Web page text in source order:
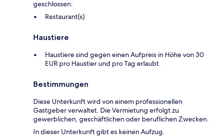
geschlossen:
Restaurant(s)
Haustiere
Haustiere sind gegen einen Aufpreis in Höhe von 30
EUR pro Haustier und pro Tag erlaubt.
Bestimmungen
Diese Unterkunft wird von einem professionellen
Gastgeber verwaltet. Die Vermietung erfolgt zu
gewerblichen, geschäftlichen oder beruflichen Zwecken.
In dieser Unterkunft gibt es keinen Aufzug.